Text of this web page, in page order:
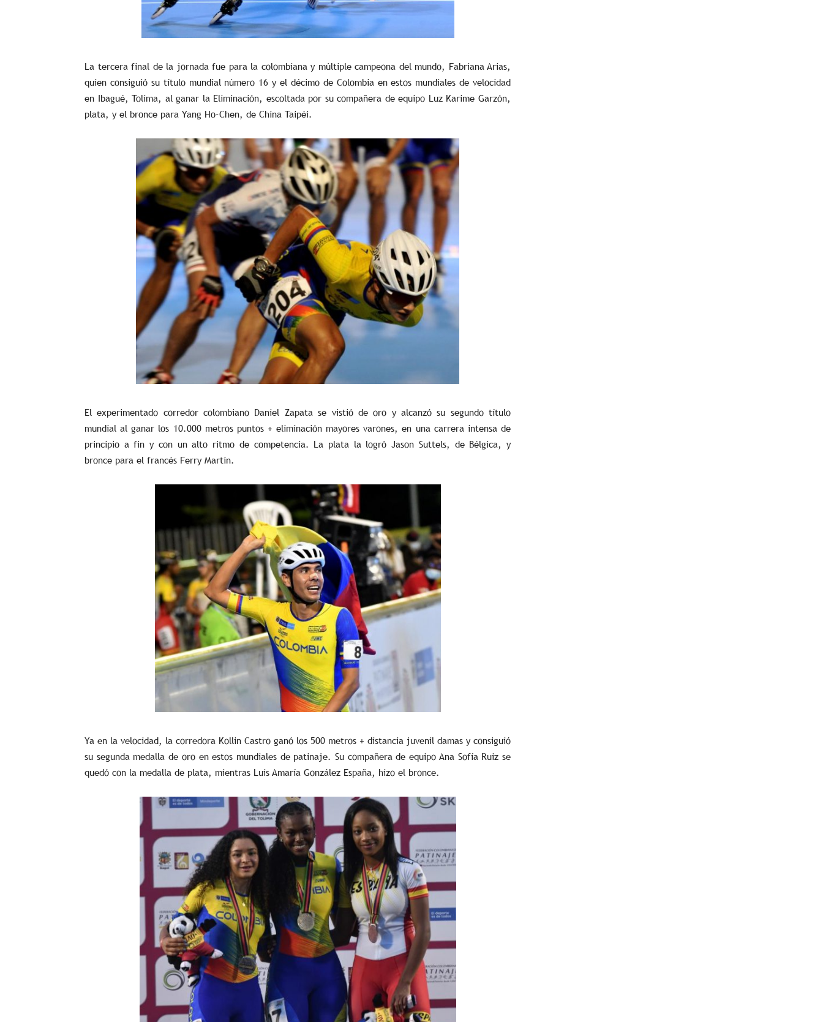
La tercera final de la jornada fue para la colombiana y múltiple campeona del mundo, Fabriana Arias,
quien consiguió su título mundial número 16 y el décimo de Colombia en estos mundiales de velocidad
en Ibagué, Tolima, al ganar la Eliminación, escoltada por su compañera de equipo Luz Karime Garzón,
plata, y el bronce para Yang Ho-Chen, de China Taipéi.
El experimentado corredor colombiano Daniel Zapata se vistió de oro y alcanzó su segundo título
mundial al ganar los 10.000 metros puntos + eliminación mayores varones, en una carrera intensa de
principio a fin y con un alto ritmo de competencia. La plata la logró Jason Suttels, de Bélgica, y
bronce para el francés Ferry Martin.
Ya en la velocidad, la corredora Kollin Castro ganó los 500 metros + distancia juvenil damas y consiguió
su segunda medalla de oro en estos mundiales de patinaje. Su compañera de equipo Ana Sofía Ruiz se
quedó con la medalla de plata, mientras Luis Amaría González España, hizo el bronce.